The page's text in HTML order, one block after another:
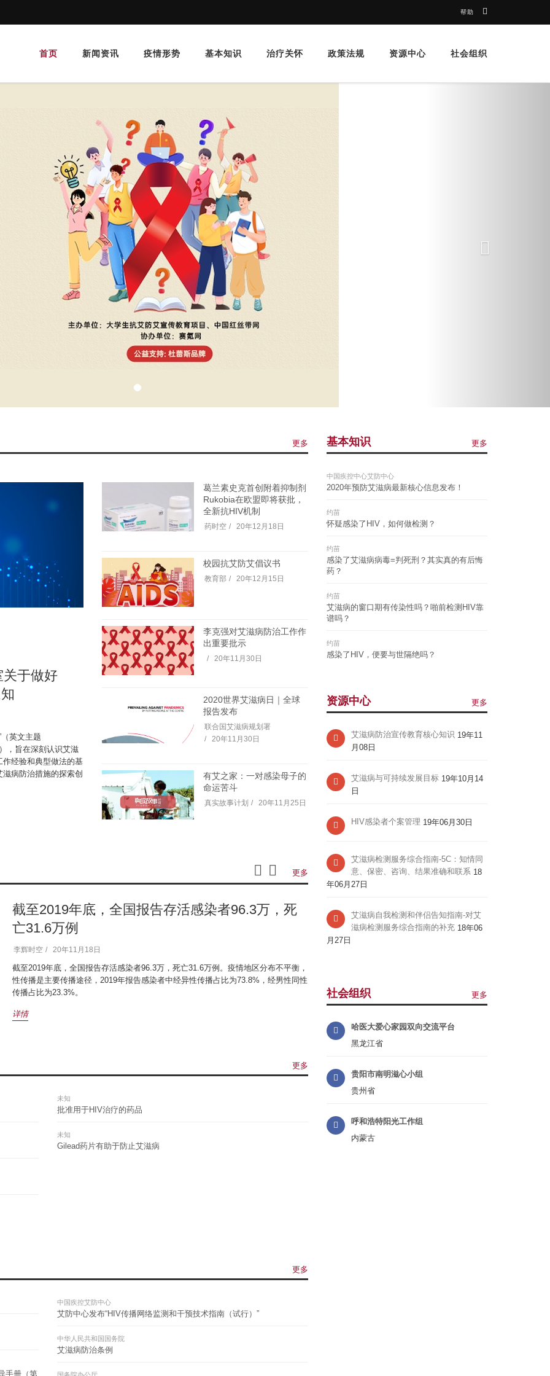
帮助
首页 新闻资讯 疫情形势 基本知识 治疗关怀 政策法规 资源中心 社会组织
更多
于做好
英文主题
，旨在深刻认识艾滋
经验和典型做法的基
病防治措施的探索创
葛兰素史克首创附着抑制剂
Rukobia在欧盟即将获批，
全新抗HIV机制
药时空 20年12月18日
校园抗艾防艾倡议书
教育部 20年12月15日
李克强对艾滋病防治工作作
出重要批示
20年11月30日
2020世界艾滋病日｜全球
报告发布
联合国艾滋病规划署
20年11月30日
有艾之家：一对感染母子的
命运苦斗
真实故事计划 20年11月25日
更多
截至2019年底，全国报告存活感染者96.3万，死
亡31.6万例
李辉时空 20年11月18日
截至2019年底，全国报告存活感染者96.3万，死亡31.6万例。疫情地区分布不平衡，
性传播是主要传播途径，2019年报告感染者中经异性传播占比为73.8%，经男性同性
传播占比为23.3%。
详情
更多
未知
批准用于HIV治疗的药品
未知
Gilead药片有助于防止艾滋病
更多
手册（第
中国疾控艾防中心
艾防中心发布“HIV传播网络监测和干预技术指南（试行）”
中华人民共和国国务院
艾滋病防治条例
基本知识 更多
中国疾控中心艾防中心
2020年预防艾滋病最新核心信息发布！
约苗
怀疑感染了HIV，如何做检测？
约苗
感染了艾滋病病毒=判死刑？其实真的有后悔
药？
约苗
艾滋病的窗口期有传染性吗？啪前检测HIV靠
谱吗？
约苗
感染了HIV，便要与世隔绝吗？
资源中心 更多
艾滋病防治宣传教育核心知识19年11
月08日
艾滋病与可持续发展目标19年10月14
日
HIV感染者个案管理19年06月30日
艾滋病检测服务综合指南-5C：知情同
意、保密、咨询、结果准确和联系18
年06月27日
艾滋病自我检测和伴侣告知指南-对艾
滋病检测服务综合指南的补充18年06
月27日
社会组织 更多
哈医大爱心家园双向交流平台
黑龙江省
贵阳市南明滋心小组
贵州省
呼和浩特阳光工作组
内蒙古